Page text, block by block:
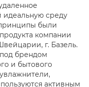
идеальную среду
были
компании
г. Базель.
брендом
и бытового
активным